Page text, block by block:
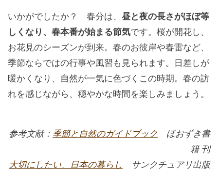
いかがでしたか？ 春分は、 昼と夜の長さがほぼ等
しくなり、春本番が始まる節気です。桜が開花し、
お花見のシーズンが到来。春のお彼岸や春雷など、
季節ならではの行事や風習も見られます。日差しが
暖かくなり、自然が一気に色づくこの時期。春の訪
れを感じながら、穏やかな時間を楽しみましょう。
参考文献： 季節と自然のガイドブック ほおずき書
籍 刊
大切にしたい、日本の暮らし サンクチュアリ出版